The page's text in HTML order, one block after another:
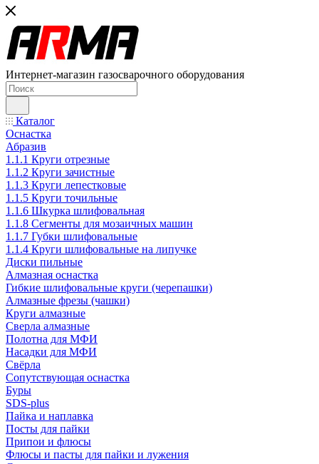
Интернет-магазин газосварочного оборудования
Каталог
Оснастка
Абразив
1.1.1 Круги отрезные
1.1.2 Круги зачистные
1.1.3 Круги лепестковые
1.1.5 Круги точильные
1.1.6 Шкурка шлифовальная
1.1.8 Сегменты для мозаичных машин
1.1.7 Губки шлифовальные
1.1.4 Круги шлифовальные на липучке
Диски пильные
Алмазная оснастка
Гибкие шлифовальные круги (черепашки)
Алмазные фрезы (чашки)
Круги алмазные
Сверла алмазные
Полотна для МФИ
Насадки для МФИ
Свёрла
Сопутствующая оснастка
Буры
SDS-plus
Пайка и наплавка
Посты для пайки
Припои и флюсы
Флюсы и пасты для пайки и лужения